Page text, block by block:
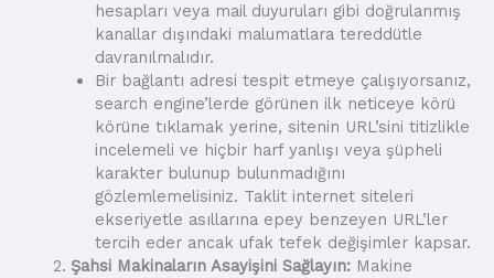
hesapları veya mail duyuruları gibi doğrulanmış
kanallar dışındaki malumatlara tereddütle
davranılmalıdır.
Bir bağlantı adresi tespit etmeye çalışıyorsanız,
search engine’lerde görünen ilk neticeye körü
körüne tıklamak yerine, sitenin URL’sini titizlikle
incelemeli ve hiçbir harf yanlışı veya şüpheli
karakter bulunup bulunmadığını
gözlemlemelisiniz. Taklit internet siteleri
ekseriyetle asıllarına epey benzeyen URL’ler
tercih eder ancak ufak tefek değişimler kapsar.
Şahsi Makinaların Asayişini Sağlayın:Makine